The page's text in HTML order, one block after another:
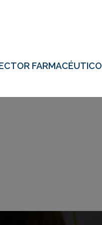
FARMACÉUTICO